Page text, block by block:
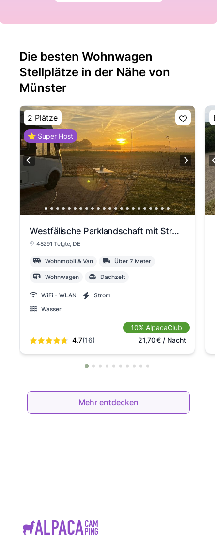
Die besten Wohnwagen
Stellplätze in der Nähe von
Münster
2 Plätze
⭐ Super Host
Westfälische Parklandschaft mit Strom
48291 Telgte, DE
Wohnmobil & Van Über 7 Meter
Wohnwagen Dachzelt
WiFi - WLAN
Strom
Wasser
4.7(16)
10% AlpacaClub
21,70€/ Nacht
Mehr entdecken